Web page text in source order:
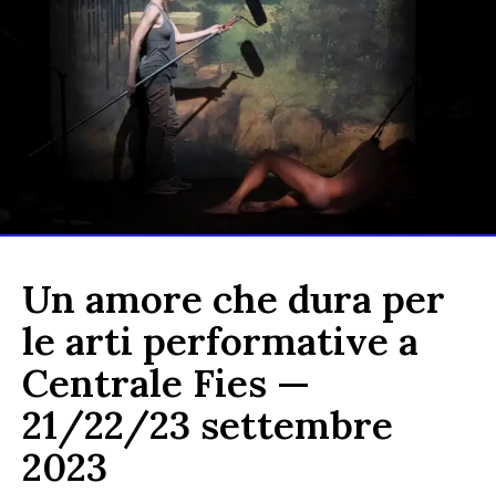
Un amore che dura per
le arti performative a
Centrale Fies —
21/22/23 settembre
2023